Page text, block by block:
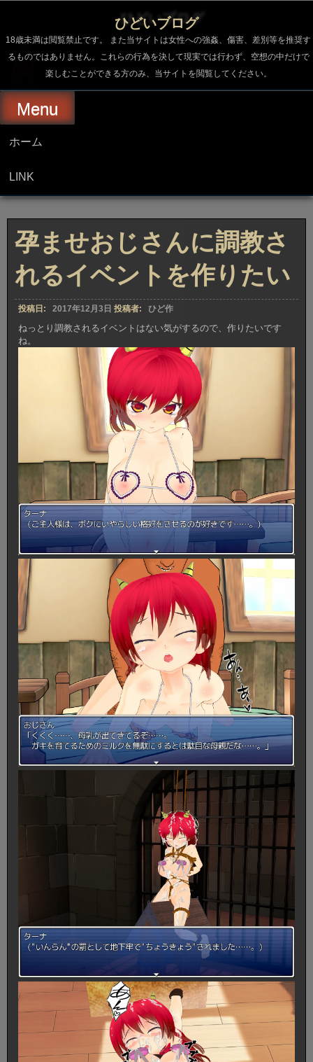
ン
キ
ッ
ひどいブログ
18歳未満は閲覧禁止です。 また当サイトは女性への強姦、傷害、差別等を推奨す
るものではありません。これらの行為を決して現実では行わず、空想の中だけで
楽しむことができる方のみ、当サイトを閲覧してください。
Menu
ホーム
LINK
孕ませおじさんに調教さ
れるイベントを作りたい
投稿日: 2017年12月3日 投稿者: ひど作
ねっとり調教されるイベントはない気がするので、作りたいです
ね。